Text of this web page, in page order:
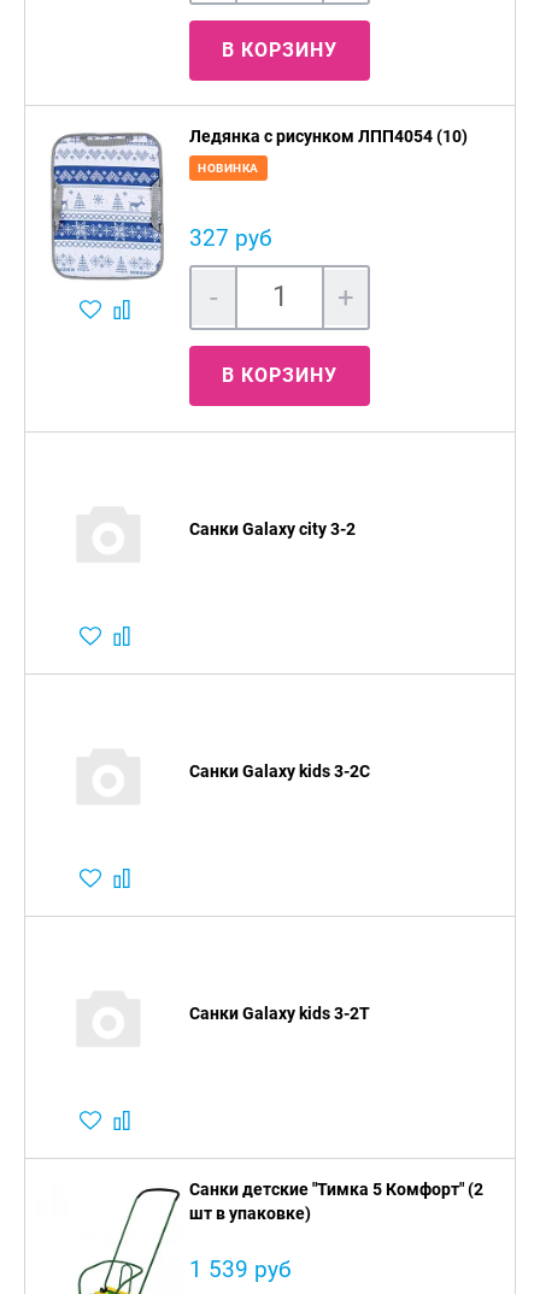
В КОРЗИНУ
Ледянка с рисунком ЛПП4054 (10)
НОВИНКА
327 руб
- +
В КОРЗИНУ
Санки Galaxy city 3-2
Санки Galaxy kids 3-2C
Санки Galaxy kids 3-2T
Санки детские "Тимка 5 Комфорт" (2
шт в упаковке)
1 539 руб